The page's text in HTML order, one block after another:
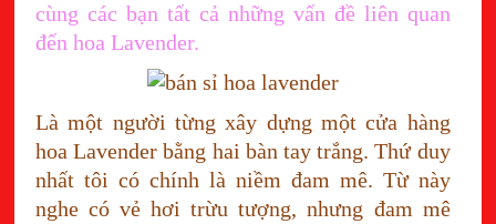
cùng các bạn tất cả những vấn đề liên quan
đến hoa Lavender.
Là một người từng xây dựng một cửa hàng
hoa Lavender bằng hai bàn tay trắng. Thứ duy
nhất tôi có chính là niềm đam mê. Từ này
nghe có vẻ hơi trừu tượng, nhưng đam mê